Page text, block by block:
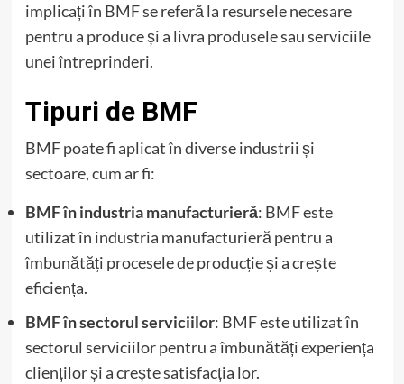
implicați în BMF se referă la resursele necesare
pentru a produce și a livra produsele sau serviciile
unei întreprinderi.
Tipuri de BMF
BMF poate fi aplicat în diverse industrii și
sectoare, cum ar fi:
BMF în industria manufacturieră: BMF este
utilizat în industria manufacturieră pentru a
îmbunătăți procesele de producție și a crește
eficiența.
BMF în sectorul serviciilor: BMF este utilizat în
sectorul serviciilor pentru a îmbunătăți experiența
clienților și a crește satisfacția lor.